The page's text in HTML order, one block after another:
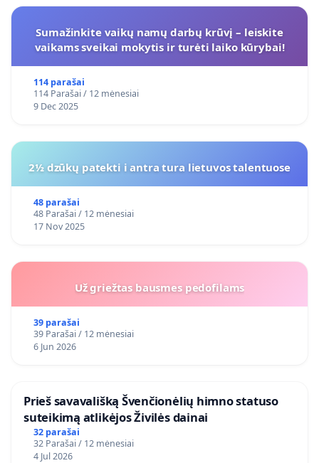
Sumažinkite vaikų namų darbų krūvį – leiskite
vaikams sveikai mokytis ir turėti laiko kūrybai!
114 parašai
114 Parašai / 12 mėnesiai
9 Dec 2025
2½ dzūkų patekti i antra tura lietuvos talentuose
48 parašai
48 Parašai / 12 mėnesiai
17 Nov 2025
Už griežtas bausmes pedofilams
39 parašai
39 Parašai / 12 mėnesiai
6 Jun 2026
​Prieš savavališką Švenčionėlių himno statuso
suteikimą atlikėjos Živilės dainai
32 parašai
32 Parašai / 12 mėnesiai
4 Jul 2026